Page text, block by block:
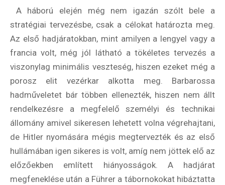
A háború elején még nem igazán szólt bele a
stratégiai tervezésbe, csak a célokat határozta meg.
Az első hadjáratokban, mint amilyen a lengyel vagy a
francia volt, még jól látható a tökéletes tervezés a
viszonylag minimális veszteség, hiszen ezeket még a
porosz elit vezérkar alkotta meg. Barbarossa
hadműveletet bár többen ellenezték, hiszen nem állt
rendelkezésre a megfelelő személyi és technikai
állomány amivel sikeresen lehetett volna végrehajtani,
de Hitler nyomására mégis megtervezték és az első
hullámában igen sikeres is volt, amíg nem jöttek elő az
előzőekben említett hiányosságok. A hadjárat
megfeneklése után a Führer a tábornokokat hibáztatta